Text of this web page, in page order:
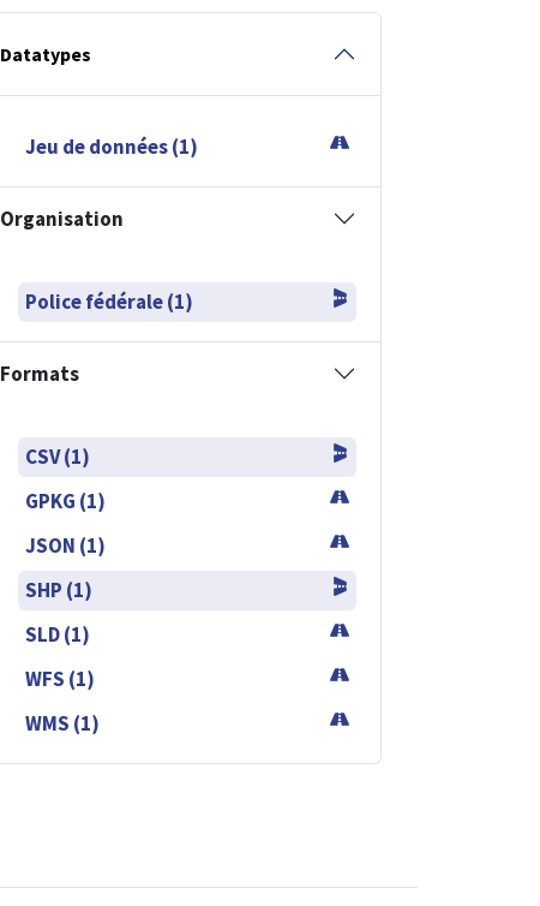
Datatypes
Jeu de données (1)
Organisation
Police fédérale (1)
Formats
CSV (1)
GPKG (1)
JSON (1)
SHP (1)
SLD (1)
WFS (1)
WMS (1)